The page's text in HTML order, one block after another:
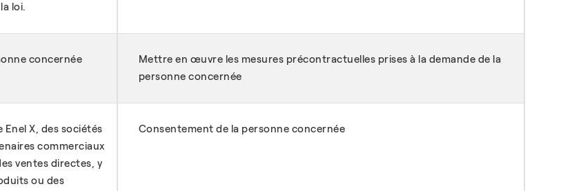
loi.
concernée
Mettre en œuvre les mesures précontractuelles prises à la demande de la
personne concernée
X, des sociétés
commerciaux
ventes directes, y
ou des
Consentement de la personne concernée